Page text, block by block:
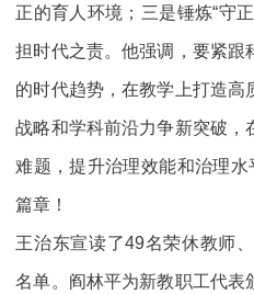
正的育人环境；三是锤炼“守
担时代之责。他强调，要紧跟
的时代趋势，在教学上打造高
战略和学科前沿力争新突破，
难题，提升治理效能和治理水
篇章！
王治东宣读了49名荣休教师
名单。阎林平为新教职工代表